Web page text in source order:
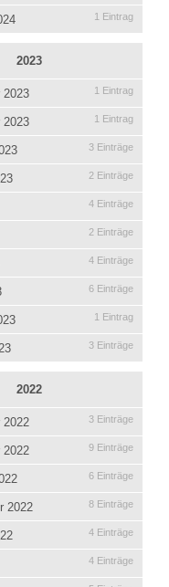
1 Eintrag
2023
2023 1 Eintrag
2023 1 Eintrag
3 Einträge
2 Einträge
4 Einträge
2 Einträge
4 Einträge
6 Einträge
1 Eintrag
3 Einträge
2022
2022 3 Einträge
2022 9 Einträge
6 Einträge
2022 8 Einträge
4 Einträge
4 Einträge